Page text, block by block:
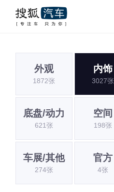
外观
1872张
内饰
3027张
底盘/动力
621张
空间
198张
车展/其他
274张
官方
4张